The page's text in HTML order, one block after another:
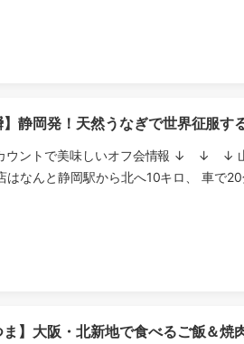
】静岡発！天然うなぎで世界征服す
ウントで美味しいオフ会情報 ↓ ↓ ↓
はなんと静岡駅から北へ10キロ、 車で
ま】大阪・北新地で食べるご飯＆焼